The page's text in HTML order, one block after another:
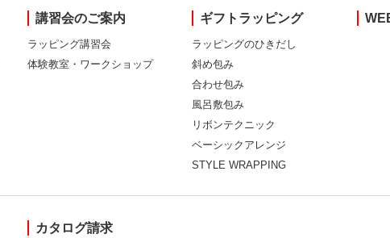
講習会のご案内
ラッピング講習会
体験教室・ワークショップ
ギフトラッピング
ラッピングのひきだし
斜め包み
合わせ包み
風呂敷包み
リボンテクニック
ベーシックアレンジ
STYLE WRAPPING
カタログ請求